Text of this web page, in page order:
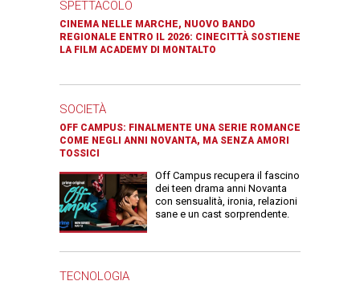
SPETTACOLO
CINEMA NELLE MARCHE, NUOVO BANDO
REGIONALE ENTRO IL 2026: CINECITTÀ SOSTIENE
LA FILM ACADEMY DI MONTALTO
SOCIETÀ
OFF CAMPUS: FINALMENTE UNA SERIE ROMANCE
COME NEGLI ANNI NOVANTA, MA SENZA AMORI
TOSSICI
Off Campus recupera il fascino
dei teen drama anni Novanta
con sensualità, ironia, relazioni
sane e un cast sorprendente.
TECNOLOGIA